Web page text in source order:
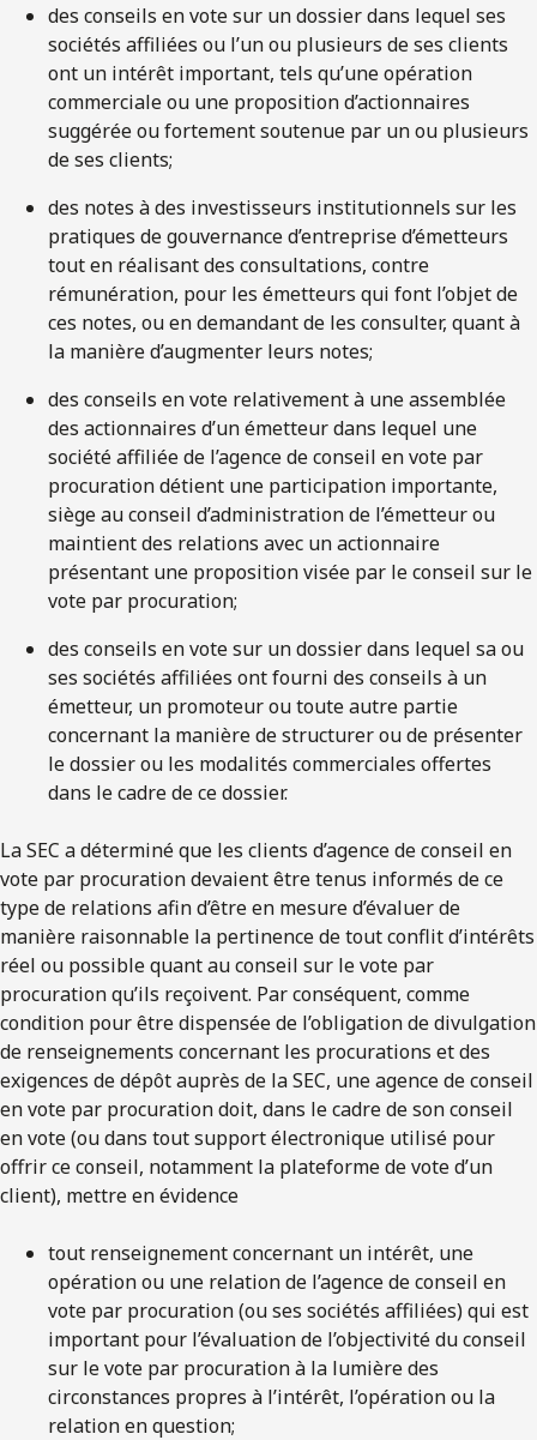
des conseils en vote sur un dossier dans lequel ses
sociétés affiliées ou l’un ou plusieurs de ses clients
ont un intérêt important, tels qu’une opération
commerciale ou une proposition d’actionnaires
suggérée ou fortement soutenue par un ou plusieurs
de ses clients;
des notes à des investisseurs institutionnels sur les
pratiques de gouvernance d’entreprise d’émetteurs
tout en réalisant des consultations, contre
rémunération, pour les émetteurs qui font l’objet de
ces notes, ou en demandant de les consulter, quant à
la manière d’augmenter leurs notes;
des conseils en vote relativement à une assemblée
des actionnaires d’un émetteur dans lequel une
société affiliée de l’agence de conseil en vote par
procuration détient une participation importante,
siège au conseil d’administration de l’émetteur ou
maintient des relations avec un actionnaire
présentant une proposition visée par le conseil sur le
vote par procuration;
des conseils en vote sur un dossier dans lequel sa ou
ses sociétés affiliées ont fourni des conseils à un
émetteur, un promoteur ou toute autre partie
concernant la manière de structurer ou de présenter
le dossier ou les modalités commerciales offertes
dans le cadre de ce dossier.
La SEC a déterminé que les clients d’agence de conseil en
vote par procuration devaient être tenus informés de ce
type de relations afin d’être en mesure d’évaluer de
manière raisonnable la pertinence de tout conflit d’intérêts
réel ou possible quant au conseil sur le vote par
procuration qu’ils reçoivent. Par conséquent, comme
condition pour être dispensée de l’obligation de divulgation
de renseignements concernant les procurations et des
exigences de dépôt auprès de la SEC, une agence de conseil
en vote par procuration doit, dans le cadre de son conseil
en vote (ou dans tout support électronique utilisé pour
offrir ce conseil, notamment la plateforme de vote d’un
client), mettre en évidence
tout renseignement concernant un intérêt, une
opération ou une relation de l’agence de conseil en
vote par procuration (ou ses sociétés affiliées) qui est
important pour l’évaluation de l’objectivité du conseil
sur le vote par procuration à la lumière des
circonstances propres à l’intérêt, l’opération ou la
relation en question;